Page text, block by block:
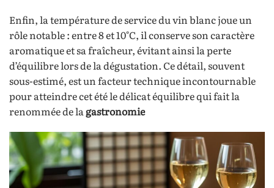
Enfin, la température de service du vin blanc joue un
rôle notable : entre 8 et 10°C, il conserve son caractère
aromatique et sa fraîcheur, évitant ainsi la perte
d’équilibre lors de la dégustation. Ce détail, souvent
sous-estimé, est un facteur technique incontournable
pour atteindre cet été le délicat équilibre qui fait la
renommée de lagastronomie